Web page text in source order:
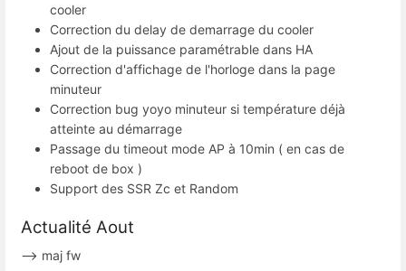
cooler
Correction du delay de demarrage du cooler
Ajout de la puissance paramétrable dans HA
Correction d'affichage de l'horloge dans la page
minuteur
Correction bug yoyo minuteur si température déjà
atteinte au démarrage
Passage du timeout mode AP à 10min ( en cas de
reboot de box )
Support des SSR Zc et Random
Actualité Aout
--> maj fw